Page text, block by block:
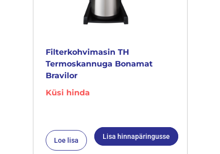
Filterkohvimasin TH
Termoskannuga Bonamat
Bravilor
Küsi hinda
Loe lisa Lisa hinnapäringusse